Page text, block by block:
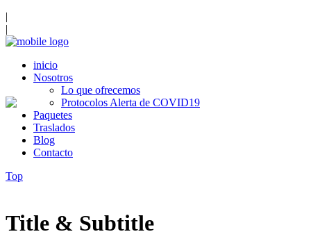
|
|
inicio
Nosotros
Lo que ofrecemos
Protocolos Alerta de COVID19
Paquetes
Traslados
Blog
Contacto
Top
Title & Subtitle